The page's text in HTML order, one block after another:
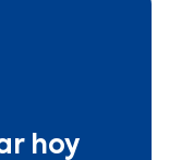
hoy